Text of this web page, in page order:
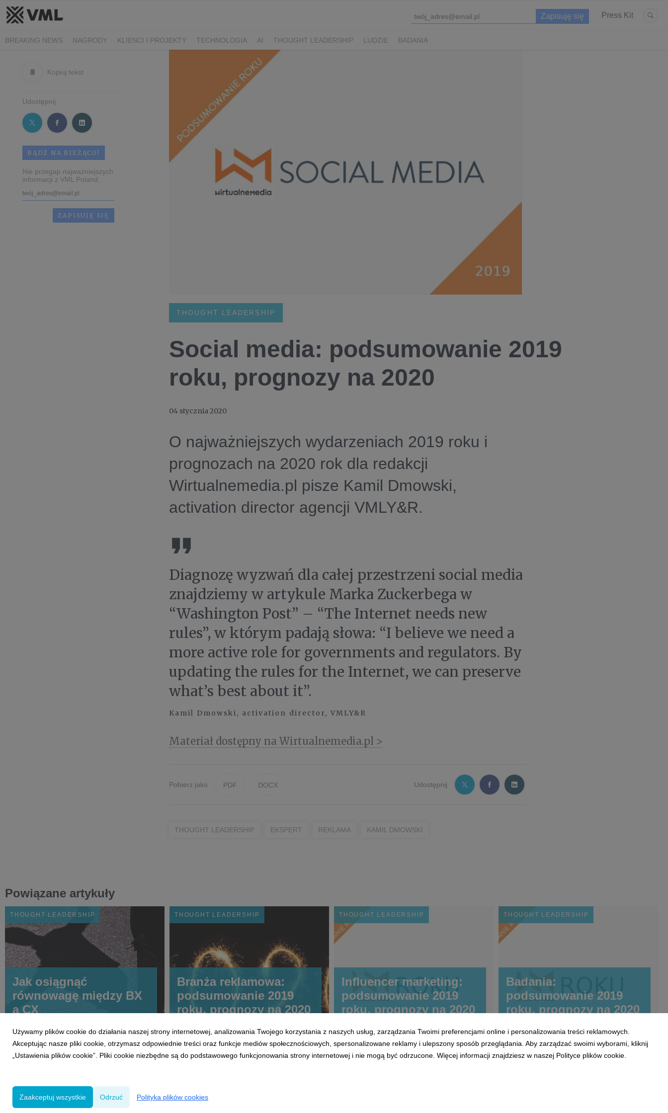
Press Kit
BREAKING NEWS NAGRODY KLIENCI I PROJEKTY TECHNOLOGIA AI THOUGHT LEADERSHIP LUDZIE BADANIA
Kopiuj tekst
Udostępnij
BĄDŹ NA BIEŻĄCO!
Nie przegap najważniejszych
informacji z VML Poland.
THOUGHT LEADERSHIP
Social media: podsumowanie 2019
roku, prognozy na 2020
04 stycznia 2020
O najważniejszych wydarzeniach 2019 roku i
prognozach na 2020 rok dla redakcji
Wirtualnemedia.pl pisze Kamil Dmowski,
activation director agencji VMLY&R.
Diagnozę wyzwań dla całej przestrzeni social media
znajdziemy w artykule Marka Zuckerbega w
“Washington Post” – “The Internet needs new
rules”, w którym padają słowa: “I believe we need a
more active role for governments and regulators. By
updating the rules for the Internet, we can preserve
what’s best about it”.
Kamil Dmowski, activation director, VMLY&R
Materiał dostępny na Wirtualnemedia.pl >
Pobierz jako PDF DOCX Udostępnij
THOUGHT LEADERSHIP EKSPERT REKLAMA KAMIL DMOWSKI
Powiązane artykuły
THOUGHT LEADERSHIP
Jak osiągnąć
równowagę między BX
a CX
THOUGHT LEADERSHIP
Branża reklamowa:
podsumowanie 2019
roku, prognozy na 2020
THOUGHT LEADERSHIP
Influencer marketing:
podsumowanie 2019
roku, prognozy na 2020
THOUGHT LEADERSHIP
Badania:
podsumowanie 2019
roku, prognozy na 2020
Używamy plików cookie do działania naszej strony internetowej, analizowania Twojego korzystania z naszych usług, zarządzania Twoimi preferencjami online i personalizowania treści reklamowych.
Akceptując nasze pliki cookie, otrzymasz odpowiednie treści oraz funkcje mediów społecznościowych, spersonalizowane reklamy i ulepszony sposób przeglądania. Aby zarządzać swoimi wyborami, kliknij
„Ustawienia plików cookie”. Pliki cookie niezbędne są do podstawowego funkcjonowania strony internetowej i nie mogą być odrzucone. Więcej informacji znajdziesz w naszej Polityce plików cookie.
Zaakceptuj wszystkie Odrzuć Polityka plików cookies